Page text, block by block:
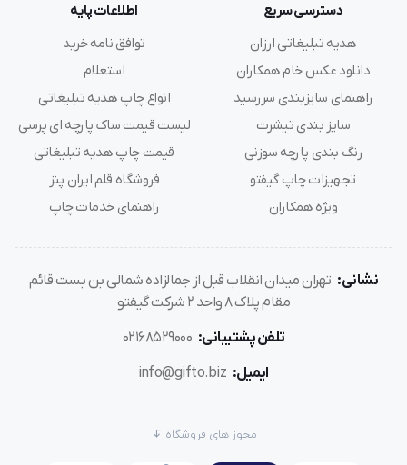
دسترسی سریع
هدیه تبلیغاتی ارزان
دانلود عکس خام همکاران
راهنمای سایزبندی سررسید
سایز بندی تیشرت
رنگ بندی پارچه سوزنی
تجهیزات چاپ گیفتو
ویژه همکاران
اطلاعات پایه
توافق نامه خرید
استعلام
انواع چاپ هدیه تبلیغاتی
لیست قیمت ساک پارچه ای پرسی
قیمت چاپ هدیه تبلیغاتی
فروشگاه قلم ایران پنز
راهنمای خدمات چاپ
نشانی: تهران میدان انقلاب قبل از جمالزاده شمالی بن بست قائم
مقام پلاک 8 واحد 2 شرکت گیفتو
تلفن پشتیبانی: 02168529000
ایمیل: info@gifto.biz
مجوز های فروشگاه